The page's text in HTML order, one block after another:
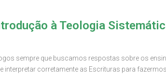
à Teologia
sempre que buscamos respostas sobre os
interpretar corretamente as Escrituras para